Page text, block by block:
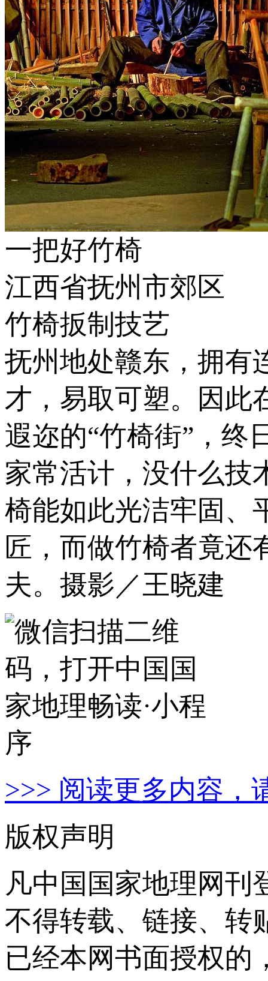
一把好竹椅
江西省抚州市郊区
竹椅扳制技艺
抚州地处赣东，拥有
才，易取可塑。因此
遐迩的“竹椅街”，终
家常活计，没什么技
椅能如此光洁牢固、
匠，而做竹椅者竟
夫。摄影／王晓建
>>> 阅读更多内容，
版权声明
凡中国国家地理网刊
不得转载、链接、转
已经本网书面授权的